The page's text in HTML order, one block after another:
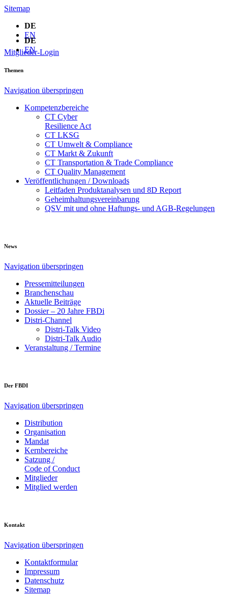
Sitemap
DE
EN
Mitglieder-Login
DE
EN
Themen
Navigation überspringen
Kompetenzbereiche
CT Cyber
Resilience Act
CT LKSG
CT Umwelt & Compliance
CT Markt & Zukunft
CT Transportation & Trade Compliance
CT Quality Management
Veröffentlichungen / Downloads
Leitfaden Produktanalysen und 8D Report
Geheimhaltungsverein­barung
QSV mit und ohne Haftungs- und AGB-Regelungen
News
Navigation überspringen
Pressemitteilungen
Branchenschau
Aktuelle Beiträge
Dossier – 20 Jahre FBDi
Distri-Channel
Distri-Talk Video
Distri-Talk Audio
Veranstaltung / Termine
Der FBDI
Navigation überspringen
Distribution
Organisation
Mandat
Kernbereiche
Satzung /
Code of Conduct
Mitglieder
Mitglied werden
Kontakt
Navigation überspringen
Kontaktformular
Impressum
Datenschutz
Sitemap